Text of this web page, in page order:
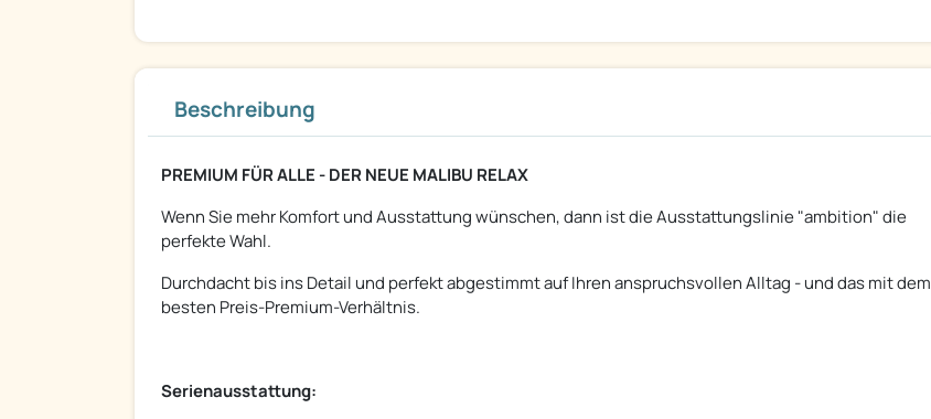
Beschreibung
PREMIUM FÜR ALLE - DER NEUE MALIBU RELAX
Wenn Sie mehr Komfort und Ausstattung wünschen, dann ist die Ausstattungslinie "ambition" die
perfekte Wahl.
Durchdacht bis ins Detail und perfekt abgestimmt auf Ihren anspruchsvollen Alltag - und das mit dem
besten Preis-Premium-Verhältnis.
Serienausstattung: